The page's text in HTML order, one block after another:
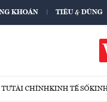
KHOÁN TIÊU & DÙNG
TÀI CHÍNHKINH TẾ SỐ